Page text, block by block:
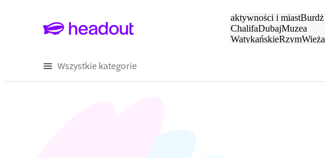
aktywności i miastBurdż
ChalifaDubajMuzea
WatykańskieRzymWieża
Wszystkie kategorie